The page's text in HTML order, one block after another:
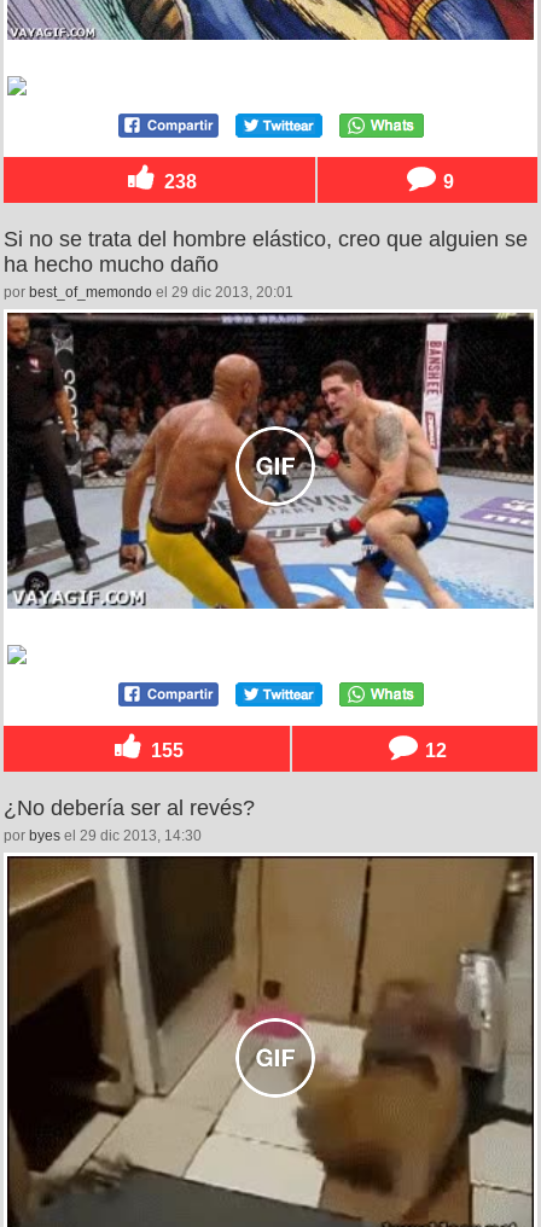
238 9
Si no se trata del hombre elástico, creo que alguien se
ha hecho mucho daño
por best_of_memondo el 29 dic 2013, 20:01
155 12
¿No debería ser al revés?
por byes el 29 dic 2013, 14:30